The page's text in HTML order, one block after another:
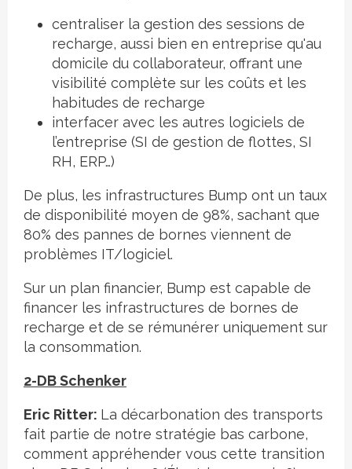
centraliser la gestion des sessions de
recharge, aussi bien en entreprise qu'au
domicile du collaborateur, offrant une
visibilité complète sur les coûts et les
habitudes de recharge
interfacer avec les autres logiciels de
l’entreprise (SI de gestion de flottes, SI
RH, ERP…)
De plus, les infrastructures Bump ont un taux
de disponibilité moyen de 98%, sachant que
80% des pannes de bornes viennent de
problèmes IT/logiciel.
Sur un plan financier, Bump est capable de
financer les infrastructures de bornes de
recharge et de se rémunérer uniquement sur
la consommation.
2-DB Schenker
Eric Ritter: La décarbonation des transports
fait partie de notre stratégie bas carbone,
comment appréhender vous cette transition